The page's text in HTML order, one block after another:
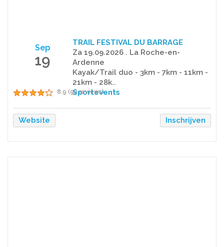
Sep
19
TRAIL FESTIVAL DU BARRAGE
Za 19.09.2026 . La Roche-en-
Ardenne
Kayak/Trail duo - 3km - 7km - 11km -
21km - 28k..
Sportevents
8.9 (92 reviews)
Website Inschrijven